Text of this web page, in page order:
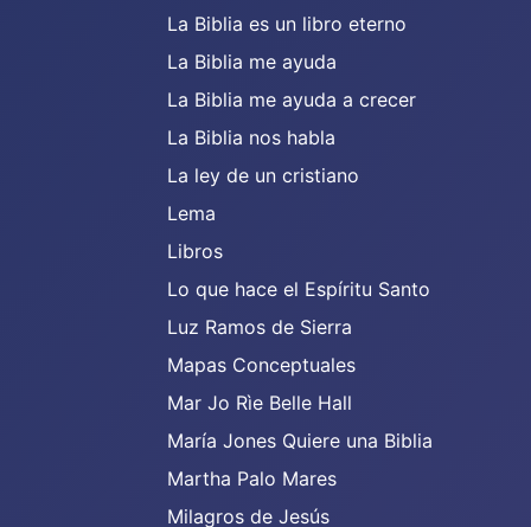
La Biblia es un libro eterno
La Biblia me ayuda
La Biblia me ayuda a crecer
La Biblia nos habla
La ley de un cristiano
Lema
Libros
Lo que hace el Espíritu Santo
Luz Ramos de Sierra
Mapas Conceptuales
Mar Jo Rìe Belle Hall
María Jones Quiere una Biblia
Martha Palo Mares
Milagros de Jesús